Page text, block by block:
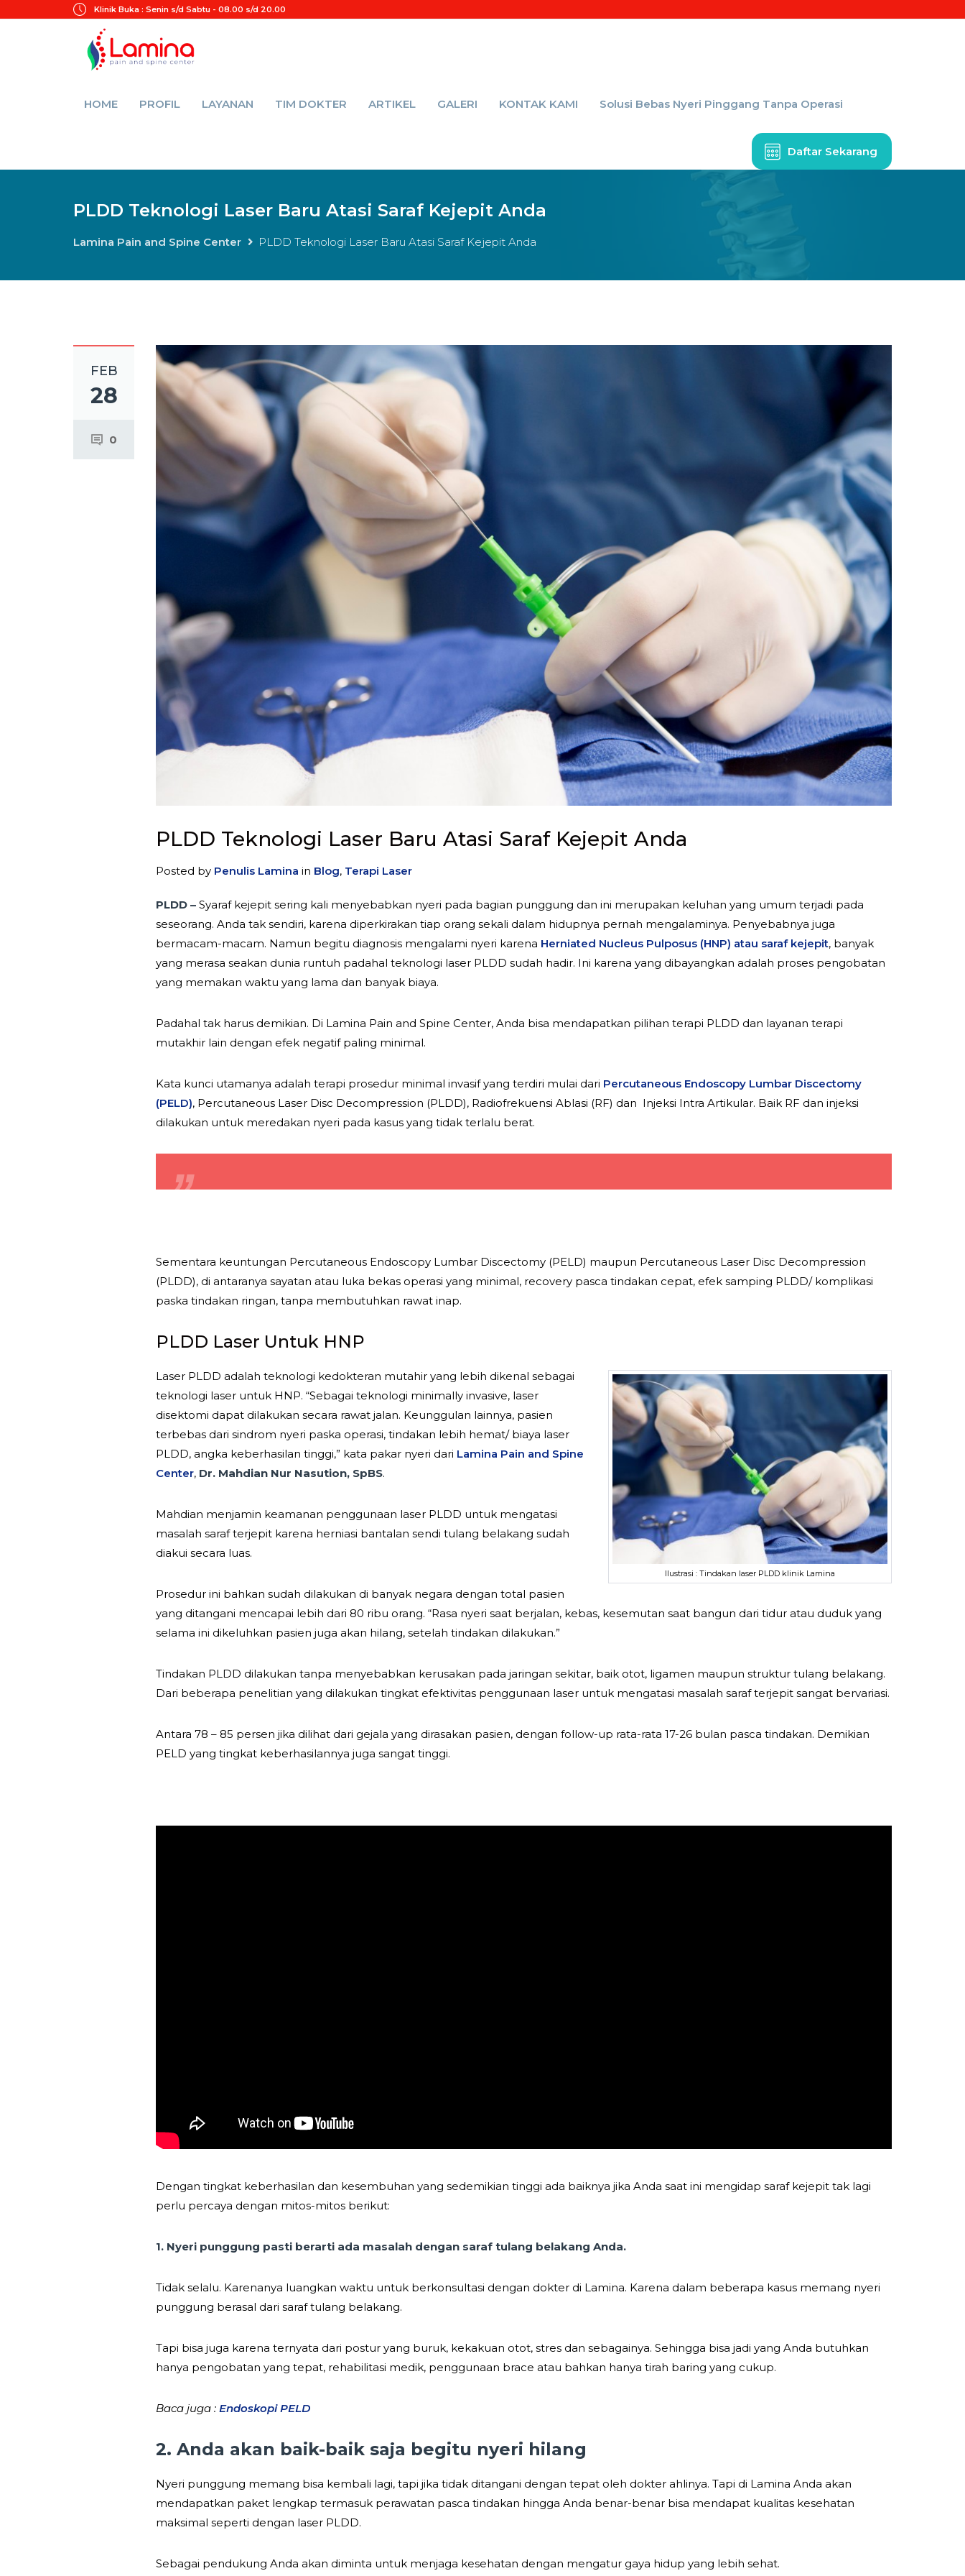
Klinik Buka : Senin s/d Sabtu - 08.00 s/d 20.00
HOME PROFIL LAYANAN TIM DOKTER ARTIKEL GALERI KONTAK KAMI Solusi Bebas Nyeri Pinggang Tanpa Operasi
Daftar Sekarang
PLDD Teknologi Laser Baru Atasi Saraf Kejepit Anda
Lamina Pain and Spine Center PLDD Teknologi Laser Baru Atasi Saraf Kejepit Anda
FEB
28
0
PLDD Teknologi Laser Baru Atasi Saraf Kejepit Anda
Posted by Penulis Lamina in Blog, Terapi Laser
PLDD – Syaraf kejepit sering kali menyebabkan nyeri pada bagian punggung dan ini merupakan keluhan yang umum terjadi pada
seseorang. Anda tak sendiri, karena diperkirakan tiap orang sekali dalam hidupnya pernah mengalaminya. Penyebabnya juga
bermacam-macam. Namun begitu diagnosis mengalami nyeri karena Herniated Nucleus Pulposus (HNP) atau saraf kejepit, banyak
yang merasa seakan dunia runtuh padahal teknologi laser PLDD sudah hadir. Ini karena yang dibayangkan adalah proses pengobatan
yang memakan waktu yang lama dan banyak biaya.
Padahal tak harus demikian. Di Lamina Pain and Spine Center, Anda bisa mendapatkan pilihan terapi PLDD dan layanan terapi
mutakhir lain dengan efek negatif paling minimal.
Kata kunci utamanya adalah terapi prosedur minimal invasif yang terdiri mulai dari Percutaneous Endoscopy Lumbar Discectomy
(PELD), Percutaneous Laser Disc Decompression (PLDD), Radiofrekuensi Ablasi (RF) dan Injeksi Intra Artikular. Baik RF dan injeksi
dilakukan untuk meredakan nyeri pada kasus yang tidak terlalu berat.
Sementara keuntungan Percutaneous Endoscopy Lumbar Discectomy (PELD) maupun Percutaneous Laser Disc Decompression
(PLDD), di antaranya sayatan atau luka bekas operasi yang minimal, recovery pasca tindakan cepat, efek samping PLDD/ komplikasi
paska tindakan ringan, tanpa membutuhkan rawat inap.
PLDD Laser Untuk HNP
Ilustrasi : Tindakan laser PLDD klinik Lamina
Laser PLDD adalah teknologi kedokteran mutahir yang lebih dikenal sebagai
teknologi laser untuk HNP. “Sebagai teknologi minimally invasive, laser
disektomi dapat dilakukan secara rawat jalan. Keunggulan lainnya, pasien
terbebas dari sindrom nyeri paska operasi, tindakan lebih hemat/ biaya laser
PLDD, angka keberhasilan tinggi,” kata pakar nyeri dari Lamina Pain and Spine
Center, Dr. Mahdian Nur Nasution, SpBS.
Mahdian menjamin keamanan penggunaan laser PLDD untuk mengatasi
masalah saraf terjepit karena herniasi bantalan sendi tulang belakang sudah
diakui secara luas.
Prosedur ini bahkan sudah dilakukan di banyak negara dengan total pasien
yang ditangani mencapai lebih dari 80 ribu orang. “Rasa nyeri saat berjalan, kebas, kesemutan saat bangun dari tidur atau duduk yang
selama ini dikeluhkan pasien juga akan hilang, setelah tindakan dilakukan.”
Tindakan PLDD dilakukan tanpa menyebabkan kerusakan pada jaringan sekitar, baik otot, ligamen maupun struktur tulang belakang.
Dari beberapa penelitian yang dilakukan tingkat efektivitas penggunaan laser untuk mengatasi masalah saraf terjepit sangat bervariasi.
Antara 78 – 85 persen jika dilihat dari gejala yang dirasakan pasien, dengan follow-up rata-rata 17-26 bulan pasca tindakan. Demikian
PELD yang tingkat keberhasilannya juga sangat tinggi.
Dengan tingkat keberhasilan dan kesembuhan yang sedemikian tinggi ada baiknya jika Anda saat ini mengidap saraf kejepit tak lagi
perlu percaya dengan mitos-mitos berikut:
1. Nyeri punggung pasti berarti ada masalah dengan saraf tulang belakang Anda.
Tidak selalu. Karenanya luangkan waktu untuk berkonsultasi dengan dokter di Lamina. Karena dalam beberapa kasus memang nyeri
punggung berasal dari saraf tulang belakang.
Tapi bisa juga karena ternyata dari postur yang buruk, kekakuan otot, stres dan sebagainya. Sehingga bisa jadi yang Anda butuhkan
hanya pengobatan yang tepat, rehabilitasi medik, penggunaan brace atau bahkan hanya tirah baring yang cukup.
Baca juga : Endoskopi PELD
2. Anda akan baik-baik saja begitu nyeri hilang
Nyeri punggung memang bisa kembali lagi, tapi jika tidak ditangani dengan tepat oleh dokter ahlinya. Tapi di Lamina Anda akan
mendapatkan paket lengkap termasuk perawatan pasca tindakan hingga Anda benar-benar bisa mendapat kualitas kesehatan
maksimal seperti dengan laser PLDD.
Sebagai pendukung Anda akan diminta untuk menjaga kesehatan dengan mengatur gaya hidup yang lebih sehat.